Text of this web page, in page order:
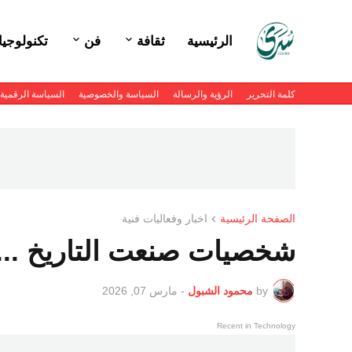
الرئيسية ثقافة فن
كلمة التحرير الرؤية والرسالة السياسة والخصوصية السياسة الرقمية
الصفحة الرئيسية اخبار وفعاليات فنية
شخصيات صنعت التاريخ
by محمود الشبول - مارس 07, 2026
Recent in Technology